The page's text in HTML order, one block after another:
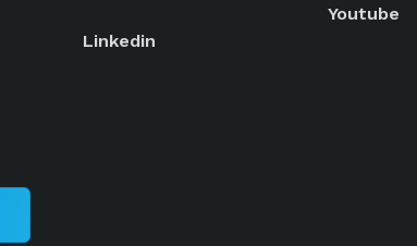
Linkedin
Youtube